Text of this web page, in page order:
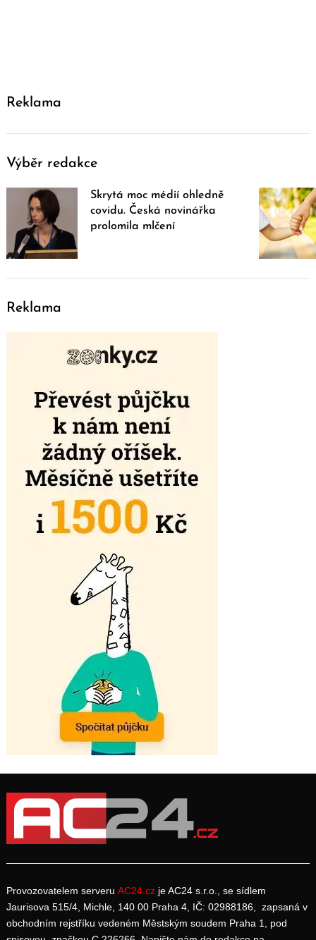
Reklama
Výběr redakce
Skrytá moc médií ohledně
covidu. Česká novinářka
prolomila mlčení
Reklama
Provozovatelem serveru AC24.cz je AC24 s.r.o., se sídlem
Jaurisova 515/4, Michle, 140 00 Praha 4, IČ: 02988186, zapsaná v
obchodním rejstříku vedeném Městským soudem Praha 1, pod